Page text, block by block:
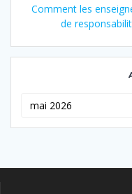
Comment les
de